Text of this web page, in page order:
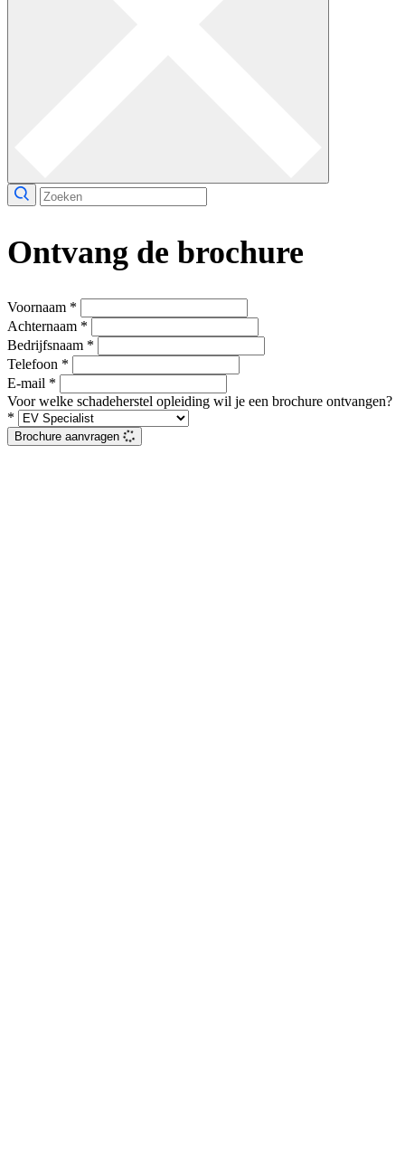
Ontvang de brochure
Voornaam *
Achternaam *
Bedrijfsnaam *
Telefoon *
E-mail *
Voor welke schadeherstel opleiding wil je een brochure ontvangen?
*
Brochure aanvragen